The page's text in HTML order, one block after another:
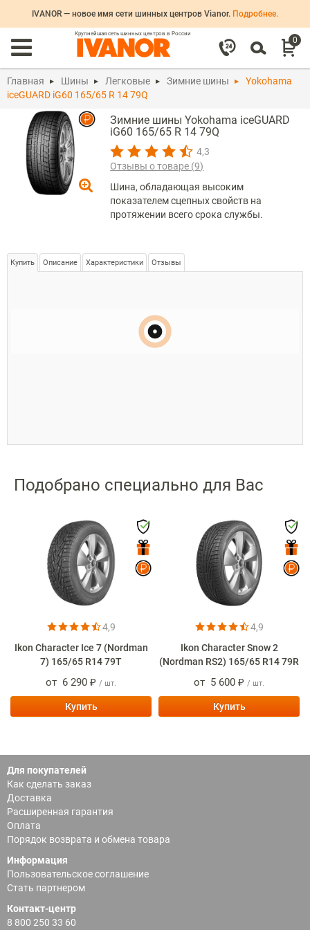
IVANOR — новое имя сети шинных центров Vianor. Подробнее.
0
Крупнейшая сеть шинных центров в России
Главная Шины Легковые Зимние шины
Yokohama
iceGUARD iG60 165/65 R 14 79Q
Зимние шины Yokohama iceGUARD
iG60 165/65 R 14 79Q
4,3
Отзывы о товаре (9)
Шина, обладающая высоким
показателем сцепных свойств на
протяжении всего срока службы.
Купить Описание Характеристики Отзывы
Подобрано специально для Вас
4,9
Ikon Character Ice 7 (Nordman
7) 165/65 R14 79T
от 6 290 ₽ / шт.
Купить
4,9
Ikon Character Snow 2
(Nordman RS2) 165/65 R14 79R
от 5 600 ₽ / шт.
Купить
Для покупателей
Как сделать заказ
Доставка
Расширенная гарантия
Оплата
Порядок возврата и обмена товара
Информация
Пользовательское соглашение
Стать партнером
Контакт-центр
8 800 250 33 60